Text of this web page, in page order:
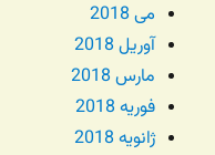
می 2018
آوریل 2018
مارس 2018
فوریه 2018
ژانویه 2018